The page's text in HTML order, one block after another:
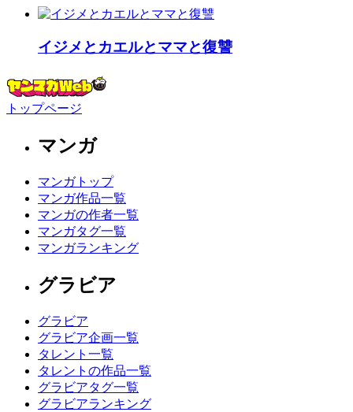
イジメとカエルとママと復讐
トップページ
マンガ
マンガトップ
マンガ作品一覧
マンガの作者一覧
マンガタグ一覧
マンガランキング
グラビア
グラビア
グラビア企画一覧
タレント一覧
タレントの作品一覧
グラビアタグ一覧
グラビアランキング